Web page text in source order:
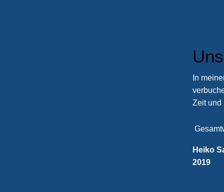
In
Zeit und
Heiko
2019